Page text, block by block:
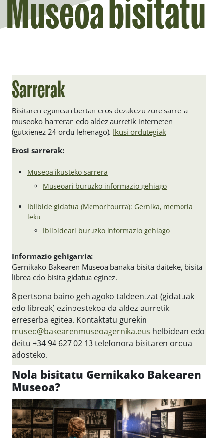
Museoa bisitatu
Sarrerak
Bisitaren egunean bertan eros dezakezu zure sarrera
museoko harreran edo aldez aurretik interneten
(gutxienez 24 ordu lehenago). Ikusi ordutegiak
Erosi sarrerak:
Museoa ikusteko sarrera
Museoari buruzko informazio gehiago
Ibilbide gidatua (Memoritourra): Gernika, memoria
leku
Ibilbideari buruzko informazio gehiago
Informazio gehigarria:
Gernikako Bakearen Museoa banaka bisita daiteke, bisita
librea edo bisita gidatua eginez.
8 pertsona baino gehiagoko taldeentzat (gidatuak
edo libreak) ezinbestekoa da aldez aurretik
erreserba egitea. Kontaktatu gurekin
museo@bakearenmuseoagernika.eus helbidean edo
deitu +34 94 627 02 13 telefonora bisitaren ordua
adosteko.
Nola bisitatu Gernikako Bakearen
Museoa?